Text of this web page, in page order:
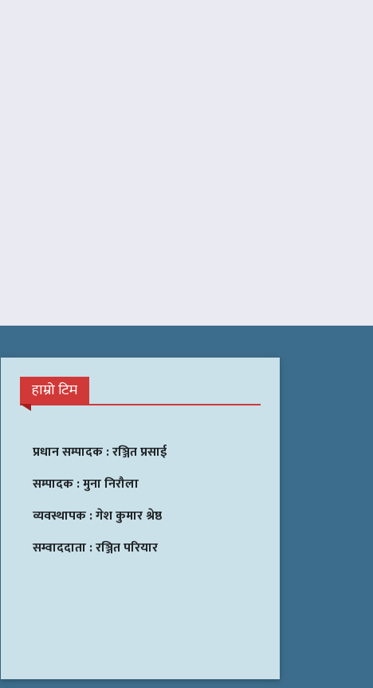
हाम्रो टिम
प्रधान सम्पादक :रञ्जित प्रसाई
सम्पादक :मुना निरौला
व्यवस्थापक :गेश कुमार श्रेष्ठ
सम्वाददाता :रञ्जित परियार